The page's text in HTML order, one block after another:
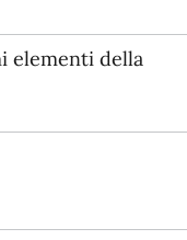
elementi della